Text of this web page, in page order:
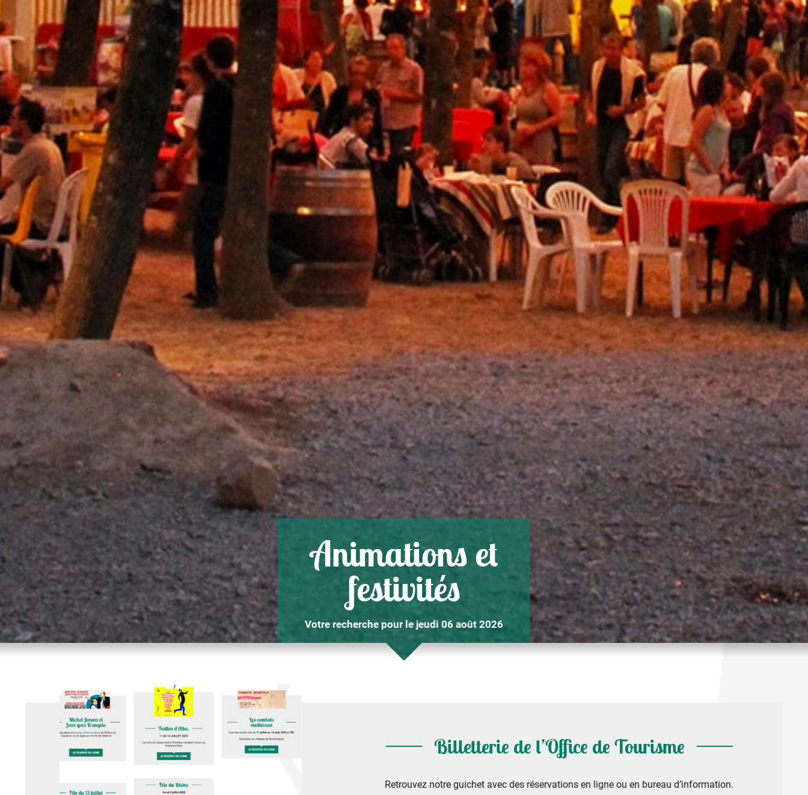
Animations et
festivités
Votre recherche pour le jeudi 06 août 2026
Billetterie de l’Office de Tourisme
Retrouvez notre guichet avec des réservations en ligne ou en bureau d’information.